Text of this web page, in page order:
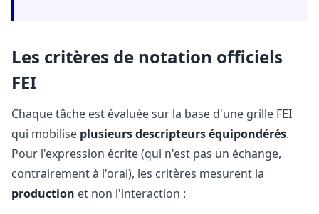
Les critères de notation officiels
FEI
Chaque tâche est évaluée sur la base d'une grille FEI
qui mobilise plusieurs descripteurs équipondérés.
Pour l'expression écrite (qui n'est pas un échange,
contrairement à l'oral), les critères mesurent la
production et non l'interaction :